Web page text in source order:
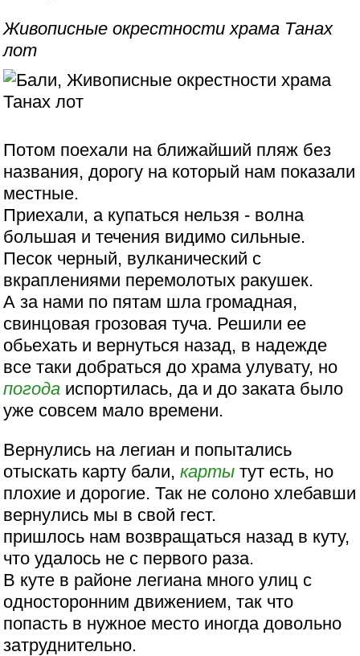
Живописные окрестности храма Танах
лот
Потом поехали на ближайший пляж без
названия, дорогу на который нам показали
местные.
Приехали, а купаться нельзя - волна
большая и течения видимо сильные.
Песок черный, вулканический с
вкраплениями перемолотых ракушек.
А за нами по пятам шла громадная,
свинцовая грозовая туча. Решили ее
обьехать и вернуться назад, в надежде
все таки добраться до храма улувату, но
погода испортилась, да и до заката было
уже совсем мало времени.
Вернулись на легиан и попытались
отыскать карту бали,карты тут есть, но
плохие и дорогие. Так не солоно хлебавши
вернулись мы в свой гест.
пришлось нам возвращаться назад в куту,
что удалось не с первого раза.
В куте в районе легиана много улиц с
односторонним движением, так что
попасть в нужное место иногда довольно
затруднительно.